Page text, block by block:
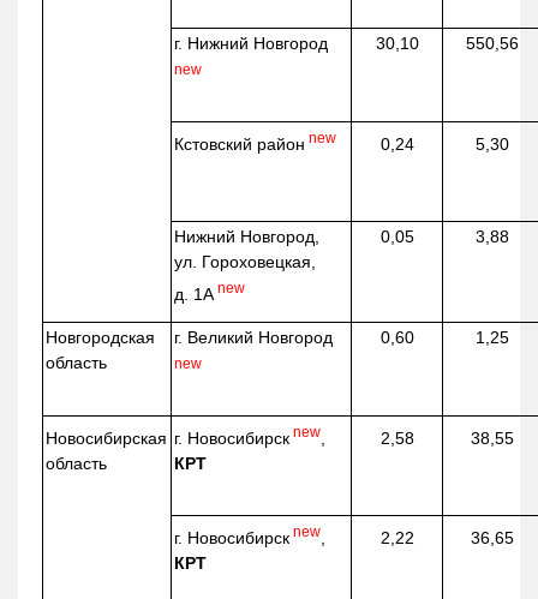
г. Нижний Новгород
new
30,10 550,56
Кстовский район new 0,24 5,30
Нижний Новгород,
ул. Гороховецкая,
д. 1А new
0,05 3,88
Новгородская
область
г. Великий Новгород
new
0,60 1,25
Новосибирская
область
г. Новосибирск new
КРТ
2,58 38,55
г. Новосибирск new
КРТ
2,22 36,65